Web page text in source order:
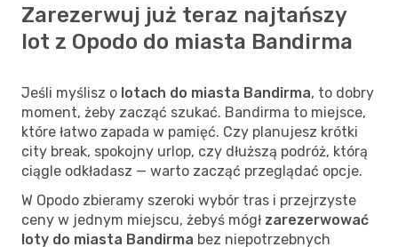
Zarezerwuj już teraz najtańszy
lot z Opodo do miasta Bandirma
Jeśli myślisz o lotach do miasta Bandirma, to dobry
moment, żeby zacząć szukać. Bandirma to miejsce,
które łatwo zapada w pamięć. Czy planujesz krótki
city break, spokojny urlop, czy dłuższą podróż, którą
ciągle odkładasz — warto zacząć przeglądać opcje.
W Opodo zbieramy szeroki wybór tras i przejrzyste
ceny w jednym miejscu, żebyś mógł zarezerwować
loty do miasta Bandirma bez niepotrzebnych